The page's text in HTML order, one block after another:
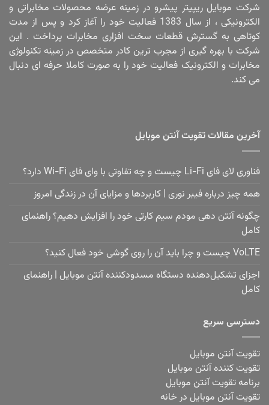
شرکت موبایل ریپیتر پیشرو در زمینه عرضه محصولات مخابراتی و
الکترونیکی ، از سال 1383 فعالیت خود را آغاز کرد و پس از مدت
کوتاهی به گسترش قطعات سخت افزاری مخابرات پرداخت . این
شرکت با بهره گیری از مجرب ترین کادر متخصص در زمینه تکنولوژی
مخابرات و الکترونیک فعالیت خود را به صورت کاملا حرفه ای دنبال
می کند.
آخرین مقالات تقویت آنتن موبایل
فناوری لای فای Li-Fi چیست و چه تفاوتی با وای فای Wi-Fi دارد؟
همه چیز درباره فیبر نوری | کاربردها و مزایای آن در زندگی امروز
چگونه آنتن دهی مودم سیم کارتی خود را افزایش دهیم؟ راهنمای
کامل
VoLTE چیست و چرا باید آن را روی گوشی خود فعال کنید؟
اجزای تشکیل‌دهنده دستگاه مسدودکننده آنتن موبایل | راهنمای
کامل
دسترسی سریع
تقویت آنتن موبایل
تقویت کننده آنتن موبایل
برنامه تقویت آنتن موبایل
تقویت آنتن موبایل در خانه